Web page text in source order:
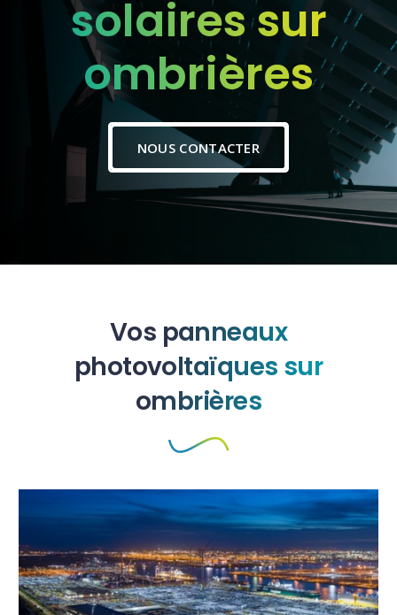
solaires sur
ombrières
NOUS CONTACTER
Vos panneaux
photovoltaïques sur
ombrières